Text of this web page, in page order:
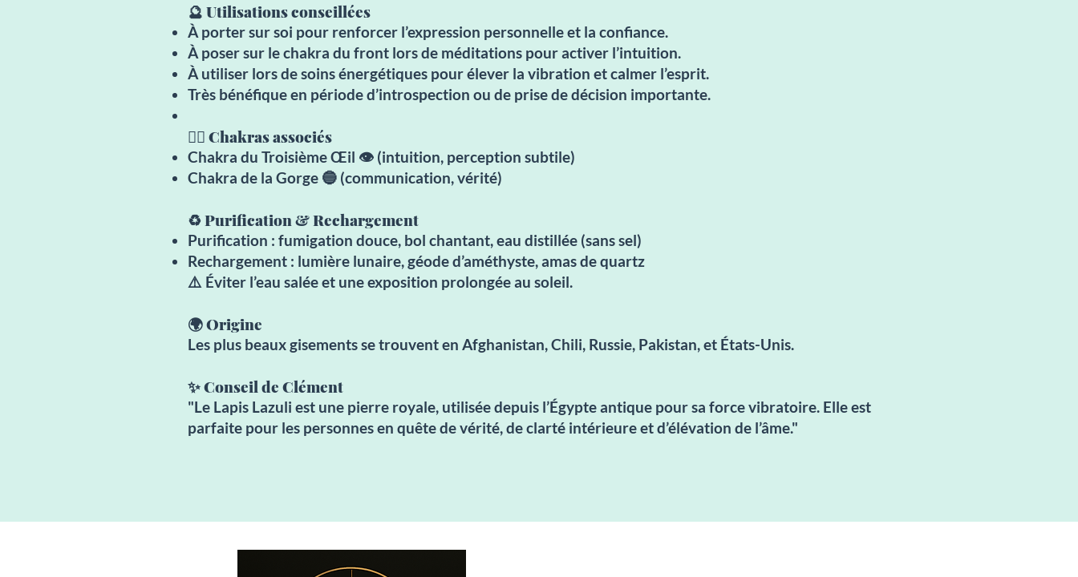
🔮 Utilisations conseillées
À porter sur soi pour renforcer l’expression personnelle et la confiance.
À poser sur le chakra du front lors de méditations pour activer l’intuition.
À utiliser lors de soins énergétiques pour élever la vibration et calmer l’esprit.
Très bénéfique en période d’introspection ou de prise de décision importante.
🧘‍♀️ Chakras associés
Chakra du Troisième Œil 👁️ (intuition, perception subtile)
Chakra de la Gorge 🔵 (communication, vérité)
♻️ Purification & Rechargement
Purification : fumigation douce, bol chantant, eau distillée (sans sel)
Rechargement : lumière lunaire, géode d’améthyste, amas de quartz
⚠️ Éviter l’eau salée et une exposition prolongée au soleil.
🌍 Origine
Les plus beaux gisements se trouvent en Afghanistan, Chili, Russie, Pakistan, et États-Unis.
✨ Conseil de Clément
"Le Lapis Lazuli est une pierre royale, utilisée depuis l’Égypte antique pour sa force vibratoire. Elle est
parfaite pour les personnes en quête de vérité, de clarté intérieure et d’élévation de l’âme."